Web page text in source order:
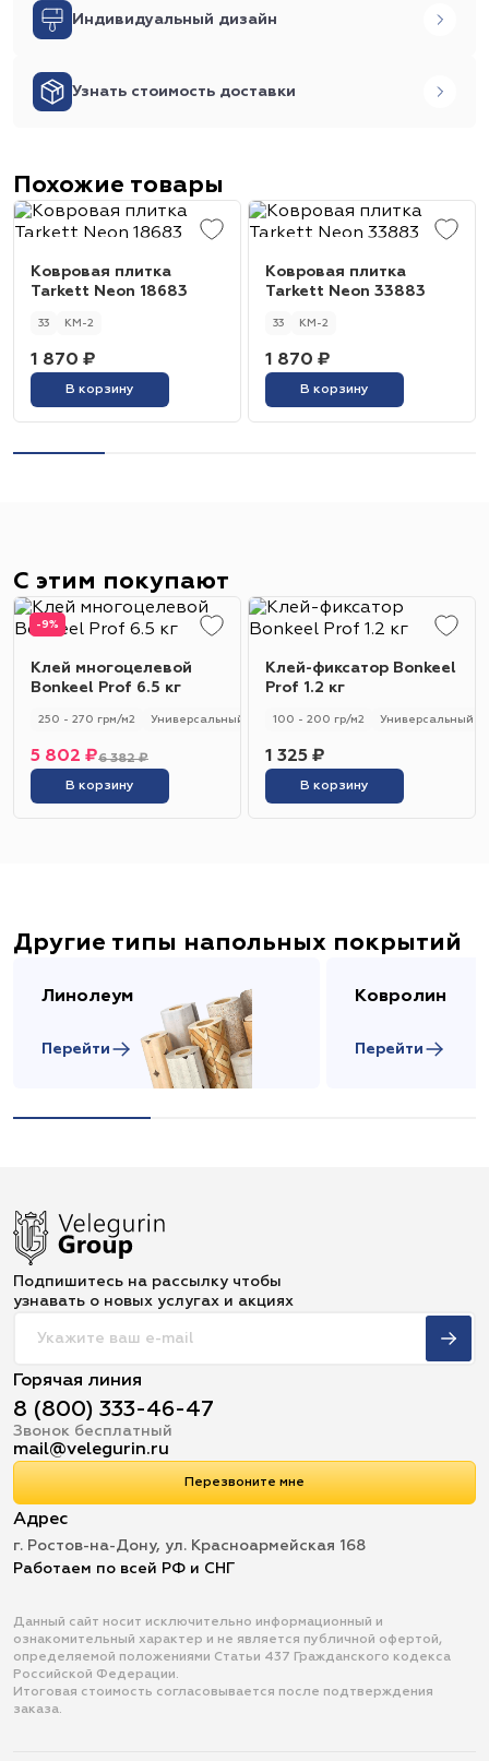
Индивидуальный дизайн
Узнать стоимость доставки
Похожие товары
Ковровая плитка
Tarkett Neon 18683
33 КМ-2
1 870 ₽
В корзину
Ковровая плитка
Tarkett Neon 33883
33 КМ-2
1 870 ₽
В корзину
С этим покупают
-9%
Клей многоцелевой
Bonkeel Prof 6.5 кг
250 - 270 грм/м2 Универсальный 250 - 270 гр/м2
6 382 ₽
5 802 ₽
В корзину
Клей-фиксатор Bonkeel
Prof 1.2 кг
100 - 200 гр/м2 Универсальный
1 325 ₽
В корзину
Другие типы напольных покрытий
Линолеум
Перейти
Ковролин
Перейти
Подпишитесь на рассылку чтобы
узнавать о новых услугах и акциях
Горячая линия
8 (800) 333-46-47
Звонок бесплатный
mail@velegurin.ru
Перезвоните мне
Адрес
г. Ростов-на-Дону, ул. Красноармейская 168
Работаем по всей РФ и СНГ
Данный сайт носит исключительно информационный и
ознакомительный характер и не является публичной офертой,
определяемой положениями Статьи 437 Гражданского кодекса
Российской Федерации.
Итоговая стоимость согласовывается после подтверждения
заказа.